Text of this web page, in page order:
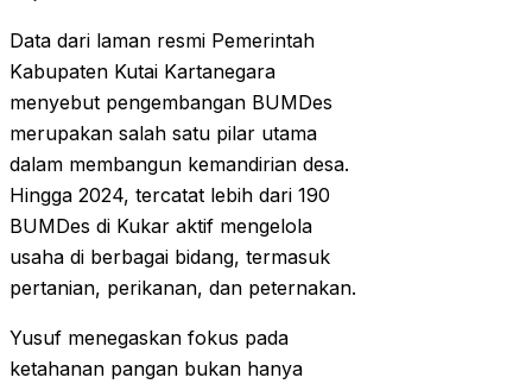
Data dari laman resmi Pemerintah
Kabupaten Kutai Kartanegara
menyebut pengembangan BUMDes
merupakan salah satu pilar utama
dalam membangun kemandirian desa.
Hingga 2024, tercatat lebih dari 190
BUMDes di Kukar aktif mengelola
usaha di berbagai bidang, termasuk
pertanian, perikanan, dan peternakan.
Yusuf menegaskan fokus pada
ketahanan pangan bukan hanya